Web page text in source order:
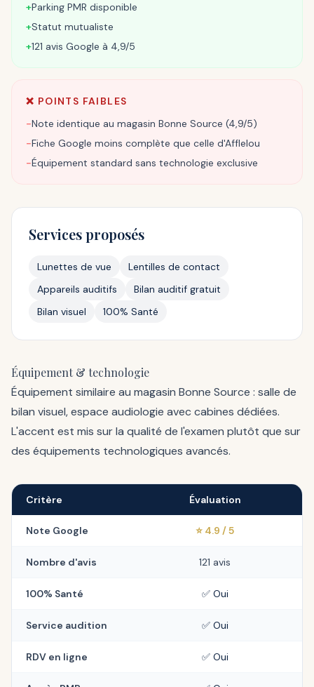
+Parking PMR disponible
+Statut mutualiste
+121 avis Google à 4,9/5
❌ POINTS FAIBLES
−Note identique au magasin Bonne Source (4,9/5)
−Fiche Google moins complète que celle d'Afflelou
−Équipement standard sans technologie exclusive
Services proposés
Lunettes de vue
Lentilles de contact
Appareils auditifs
Bilan auditif gratuit
Bilan visuel
100% Santé
Équipement & technologie
Équipement similaire au magasin Bonne Source : salle de
bilan visuel, espace audiologie avec cabines dédiées.
L'accent est mis sur la qualité de l'examen plutôt que sur
des équipements technologiques avancés.
Critère Évaluation
Note Google ⭐ 4.9 / 5
Nombre d'avis 121 avis
100% Santé ✅ Oui
Service audition ✅ Oui
RDV en ligne ✅ Oui